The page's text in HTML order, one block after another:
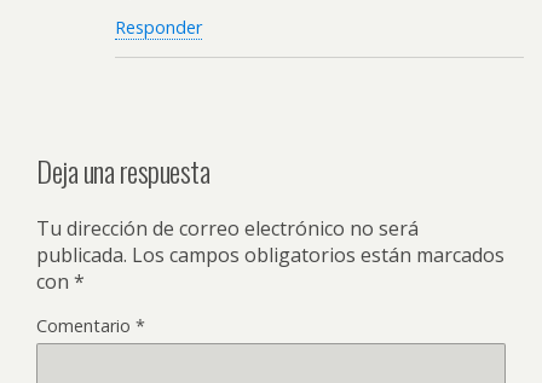
Responder
Deja una respuesta
Tu dirección de correo electrónico no será
publicada. Los campos obligatorios están marcados
con *
Comentario *